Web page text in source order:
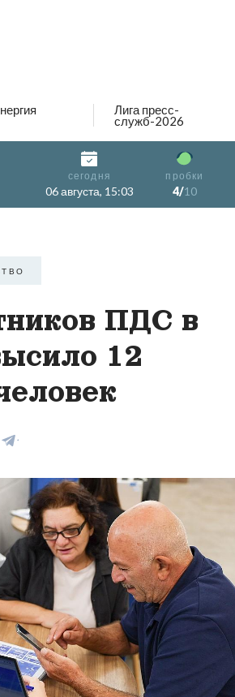
Лига пресс-
служб-2026
сегодня
06 августа, 15:03
пробки
4/10
ПДС в
12